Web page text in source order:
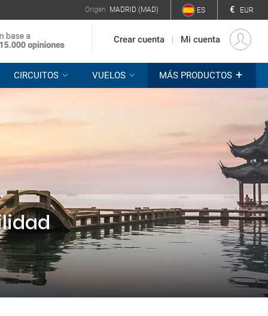
Origen MADRID (MAD) ES € EUR
Crear cuenta Mi cuenta
CIRCUITOS VUELOS MÁS PRODUCTOS +